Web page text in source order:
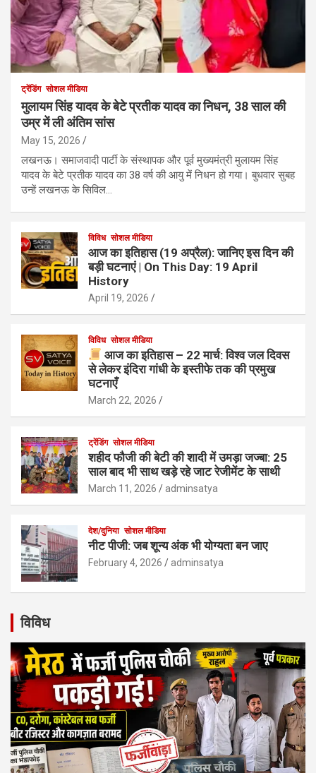
ट्रेंडिंग सोशल मीडिया
मुलायम सिंह यादव के बेटे प्रतीक यादव का निधन, 38 साल की
उम्र में ली अंतिम सांस
May 15, 2026
लखनऊ। समाजवादी पार्टी के संस्थापक और पूर्व मुख्यमंत्री मुलायम सिंह
यादव के बेटे प्रतीक यादव का 38 वर्ष की आयु में निधन हो गया। बुधवार सुबह
उन्हें लखनऊ के सिविल…
विविध सोशल मीडिया
आज का इतिहास (19 अप्रैल): जानिए इस दिन की
बड़ी घटनाएं | On This Day: 19 April
History
April 19, 2026
विविध सोशल मीडिया
आज का इतिहास – 22 मार्च: विश्व जल दिवस
से लेकर इंदिरा गांधी के इस्तीफे तक की प्रमुख
घटनाएँ
March 22, 2026
ट्रेंडिंग सोशल मीडिया
शहीद फौजी की बेटी की शादी में उमड़ा जज्बा: 25
साल बाद भी साथ खड़े रहे जाट रेजीमेंट के साथी
March 11, 2026 adminsatya
देश/दुनिया सोशल मीडिया
नीट पीजी: जब शून्य अंक भी योग्यता बन जाए
February 4, 2026 adminsatya
विविध